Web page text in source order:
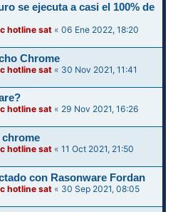
se ejecuta a casi el 100% de
hotline sat «06 Ene 2022, 18:20
Chrome
hotline sat « 30 Nov 2021, 11:41
hotline sat « 29 Nov 2021, 16:26
chrome
hotline sat «11 Oct 2021, 21:50
con Rasonware Fordan
hotline sat « 30 Sep 2021, 08:05